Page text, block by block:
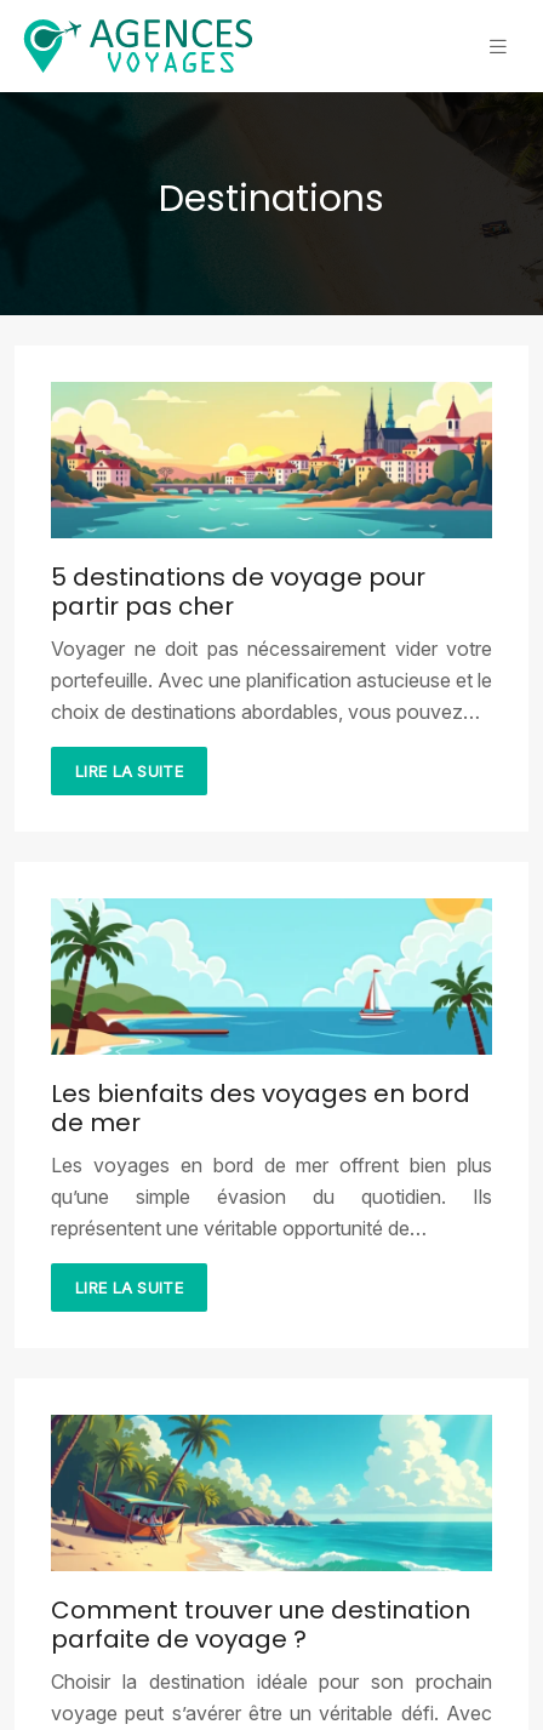
Destinations
5 destinations de voyage pour
partir pas cher
Voyager ne doit pas nécessairement vider votre
portefeuille. Avec une planification astucieuse et le
choix de destinations abordables, vous pouvez…
LIRE LA SUITE
Les bienfaits des voyages en bord
de mer
Les voyages en bord de mer offrent bien plus
qu’une simple évasion du quotidien. Ils
représentent une véritable opportunité de…
LIRE LA SUITE
Comment trouver une destination
parfaite de voyage ?
Choisir la destination idéale pour son prochain
voyage peut s’avérer être un véritable défi. Avec